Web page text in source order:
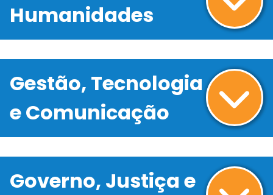
Humanidades
Gestão, Tecnologia
e Comunicação
Governo, Justiça e